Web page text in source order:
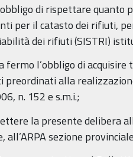
di rispettare quanto
per il catasto dei rifiuti,
dei rifiuti (SISTRI)
fermo l’obbligo di
preordinati alla
n. 152 e s.m.i.;
la presente delibera
all’ARPA sezione